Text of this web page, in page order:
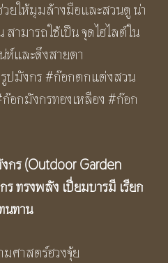
ยให้มุมล้างมือและสวนดู น่า
สามารถใช้เป็น จุดไฮไลต์ใน
ห์และดึงสายตา
ปมังกร #ก๊อกตกแต่งสวน
อกมังกรทองเหลือง #ก๊อก
กร(Outdoor Garden
ร ทรงพลัง เปี่ยมบารมี เรียก
นทาน
มศาสตร์ฮวงจุ้ย